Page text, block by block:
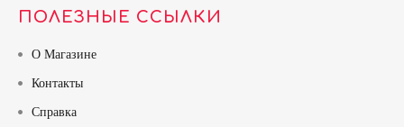
ПОЛЕЗНЫЕ ССЫЛКИ
О Магазине
Контакты
Справка